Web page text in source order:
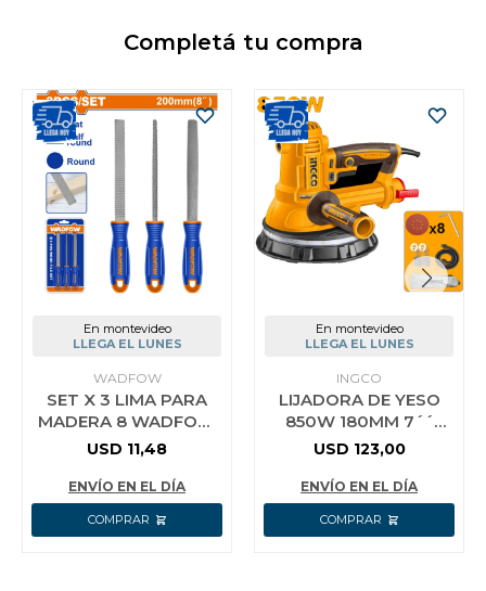
Completá tu compra
En montevideo
LLEGA EL LUNES
WADFOW
SET X 3 LIMA PARA
MADERA 8 WADFOW
WSF1403
USD 11,48
ENVÍO EN EL DÍA
En montevideo
LLEGA EL LUNES
INGCO
LIJADORA DE YESO
850W 180MM 7´´
C/ACCESORIOS INGCO
USD 123,00
ENVÍO EN EL DÍA